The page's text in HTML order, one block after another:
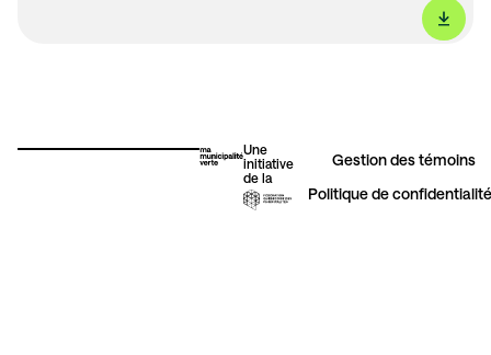
Une
initiative
de la
Gestion des témoins​
Politique de confidentialité